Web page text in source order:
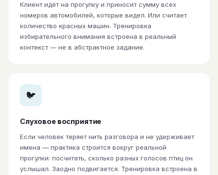
Клиент идёт на прогулку и приносит сумму всех
номеров автомобилей, которые видел. Или считает
количество красных машин. Тренировка
избирательного внимания встроена в реальный
контекст — не в абстрактное задание.
🐦
Слуховое восприятие
Если человек теряет нить разговора и не удерживает
имена — практика строится вокруг реальной
прогулки: посчитать, сколько разных голосов птиц он
услышал. Заодно подвигается. Тренировка встроена в